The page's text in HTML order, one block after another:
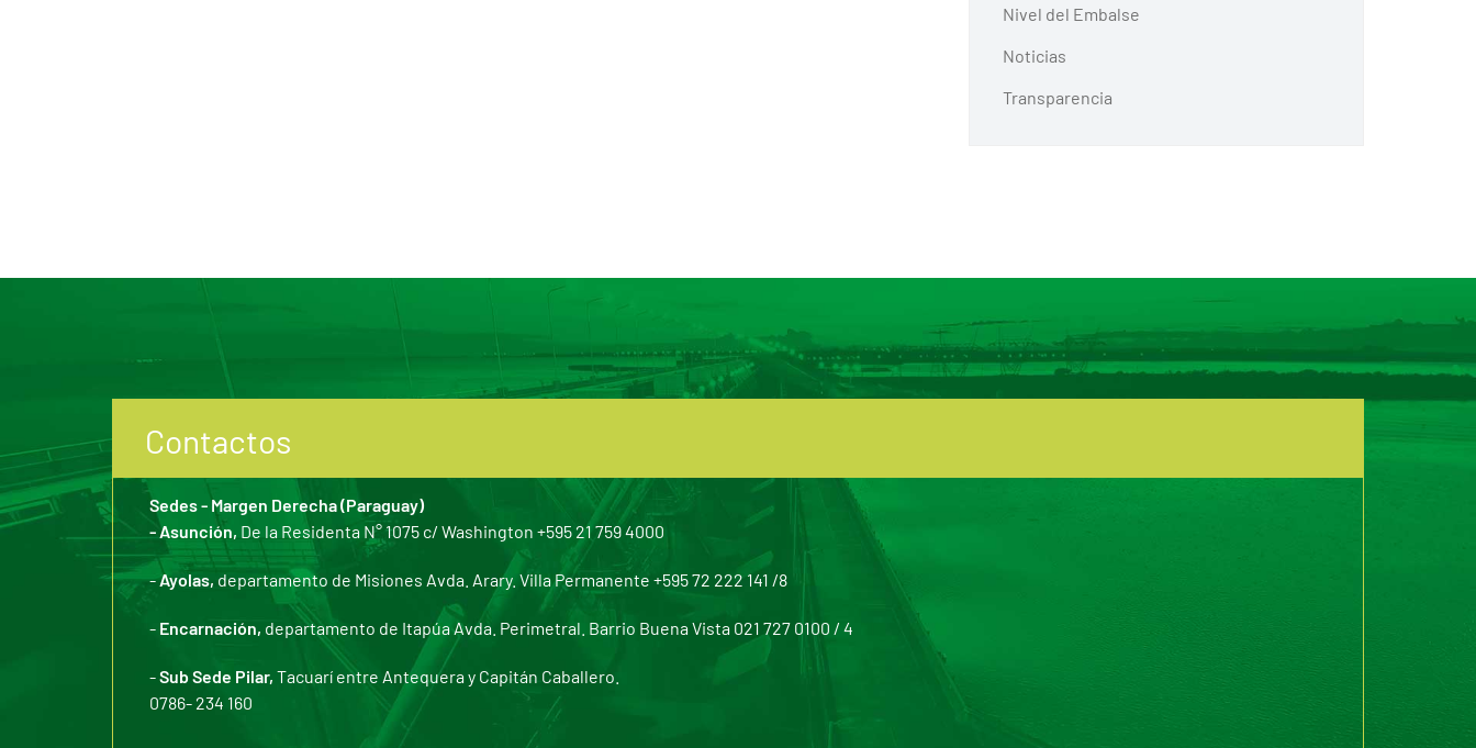
Nivel del Embalse
Noticias
Transparencia
Contactos
Sedes - Margen Derecha (Paraguay)
- Asunción, De la Residenta N° 1075 c/ Washington +595 21 759 4000
-Ayolas, departamento de Misiones Avda. Arary. Villa Permanente +595 72 222 141 /8
- Encarnación, departamento de Itapúa Avda. Perimetral. Barrio Buena Vista 021 727 0100 / 4
-Sub Sede Pilar, Tacuarí entre Antequera y Capitán Caballero.
0786- 234 160